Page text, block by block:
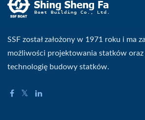
SSF został założony w 1971 roku i ma
możliwości projektowania statków oraz
technologię budowy statków.